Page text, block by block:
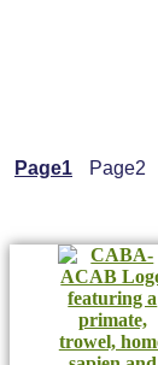
Page1 Page2